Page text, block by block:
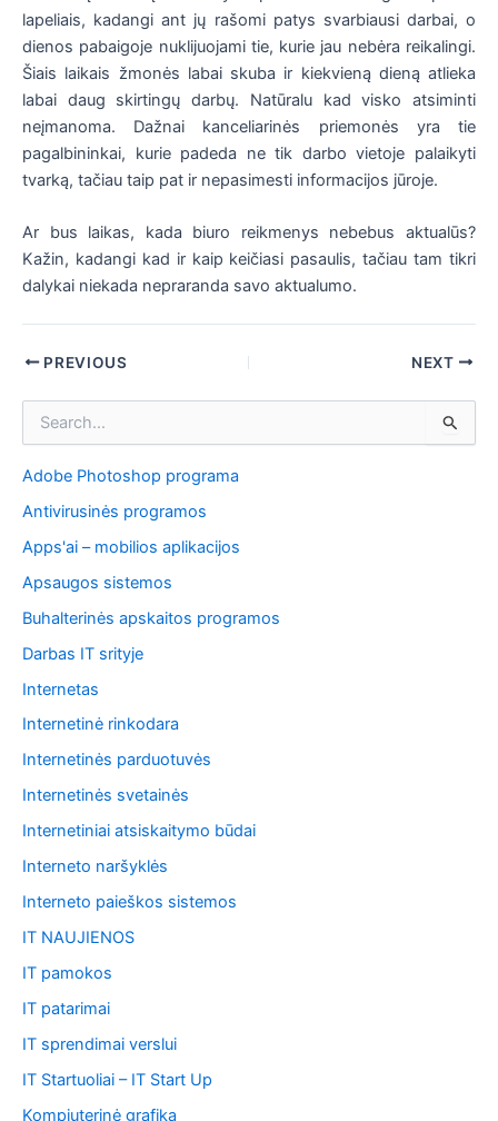
lapeliais, kadangi ant jų rašomi patys svarbiausi darbai, o
dienos pabaigoje nuklijuojami tie, kurie jau nebėra reikalingi.
Šiais laikais žmonės labai skuba ir kiekvieną dieną atlieka
labai daug skirtingų darbų. Natūralu kad visko atsiminti
neįmanoma. Dažnai kanceliarinės priemonės yra tie
pagalbininkai, kurie padeda ne tik darbo vietoje palaikyti
tvarką, tačiau taip pat ir nepasimesti informacijos jūroje.
Ar bus laikas, kada biuro reikmenys nebebus aktualūs?
Kažin, kadangi kad ir kaip keičiasi pasaulis, tačiau tam tikri
dalykai niekada nepraranda savo aktualumo.
PostPREVIOUS NEXT
k
t
Adobe Photoshop programa
Antivirusinės programos
Apps'ai – mobilios aplikacijos
Apsaugos sistemos
Buhalterinės apskaitos programos
Darbas IT srityje
Internetas
Internetinė rinkodara
Internetinės parduotuvės
Internetinės svetainės
Internetiniai atsiskaitymo būdai
Interneto naršyklės
Interneto paieškos sistemos
IT NAUJIENOS
IT pamokos
IT patarimai
IT sprendimai verslui
IT Startuoliai – IT Start Up
Kompiuterinė grafika